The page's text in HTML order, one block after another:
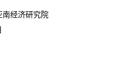
南经济研究院